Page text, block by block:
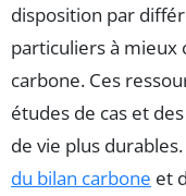
disposition par
particuliers à
carbone. Ces
études de cas et
de vie plus
du bilan carbone et